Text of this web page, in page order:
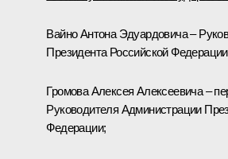
ВайноАнтона Эдуардовича –
Президента Российской
ГромоваАлексея Алексеевича –
Руководителя Администрации
Федерации;